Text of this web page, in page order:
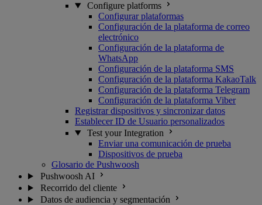
Configure platforms
Configurar plataformas
Configuración de la plataforma de correo
electrónico
Configuración de la plataforma de
WhatsApp
Configuración de la plataforma SMS
Configuración de la plataforma KakaoTalk
Configuración de la plataforma Telegram
Configuración de la plataforma Viber
Registrar dispositivos y sincronizar datos
Establecer ID de Usuario personalizados
Test your Integration
Enviar una comunicación de prueba
Dispositivos de prueba
Glosario de Pushwoosh
Pushwoosh AI
Recorrido del cliente
Datos de audiencia y segmentación